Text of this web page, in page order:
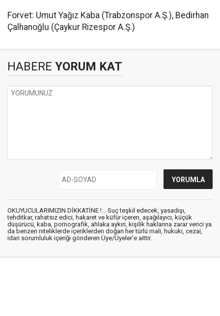
Forvet: Umut Yağız Kaba (Trabzonspor A.Ş.), Bedirhan
Çalhanoğlu (Çaykur Rizespor A.Ş.)
HABERE YORUM KAT
OKUYUCULARIMIZIN DİKKATİNE !... Suç teşkil edecek, yasadışı,
tehditkar, rahatsız edici, hakaret ve küfür içeren, aşağılayıcı, küçük
düşürücü, kaba, pornografik, ahlaka aykırı, kişilik haklarına zarar verici ya
da benzeri niteliklerde içeriklerden doğan her türlü mali, hukuki, cezai,
idari sorumluluk içeriği gönderen Üye/Üyeler’e aittir.